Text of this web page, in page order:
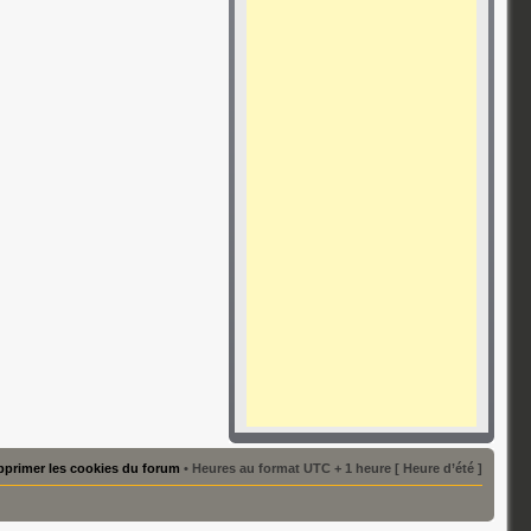
les cookies du forum • Heures au format UTC + 1 heure [ Heure d’été ]